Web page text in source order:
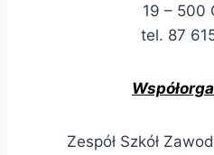
19 – 500
tel. 87
Zespół Szkół